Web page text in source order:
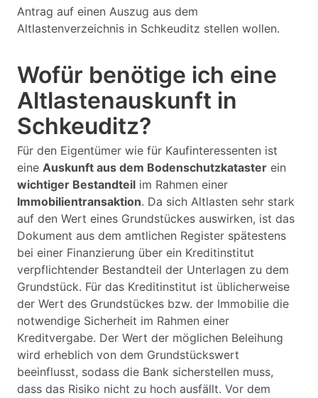
Antrag auf einen Auszug aus dem
Altlastenverzeichnis in Schkeuditz stellen wollen.
Wofür benötige ich eine
Altlastenauskunft in
Schkeuditz?
Für den Eigentümer wie für Kaufinteressenten ist
eine Auskunft aus dem Bodenschutzkataster ein
wichtiger Bestandteil im Rahmen einer
Immobilientransaktion. Da sich Altlasten sehr stark
auf den Wert eines Grundstückes auswirken, ist das
Dokument aus dem amtlichen Register spätestens
bei einer Finanzierung über ein Kreditinstitut
verpflichtender Bestandteil der Unterlagen zu dem
Grundstück. Für das Kreditinstitut ist üblicherweise
der Wert des Grundstückes bzw. der Immobilie die
notwendige Sicherheit im Rahmen einer
Kreditvergabe. Der Wert der möglichen Beleihung
wird erheblich von dem Grundstückswert
beeinflusst, sodass die Bank sicherstellen muss,
dass das Risiko nicht zu hoch ausfällt. Vor dem